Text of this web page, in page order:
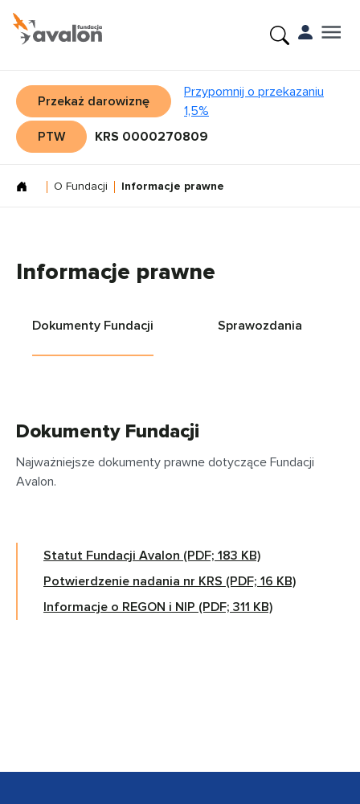
Przekaż darowiznę
Przypomnij o przekazaniu
1,5%
PTW
KRS 0000270809
O Fundacji Informacje prawne
Informacje prawne
Dokumenty Fundacji Sprawozdania
Dokumenty Fundacji
Najważniejsze dokumenty prawne dotyczące Fundacji
Avalon.
Statut Fundacji Avalon (PDF; 183 KB)
Potwierdzenie nadania nr KRS (PDF; 16 KB)
Informacje o REGON i NIP (PDF; 311 KB)